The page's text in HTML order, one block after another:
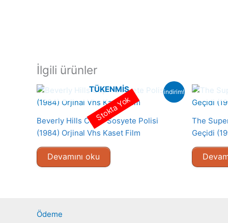
İlgili ürünler
indirim!
TÜKENMIŞ
Beverly Hills Cop – Sosyete Polisi
(1984) Orjinal Vhs Kaset Film
Devamını oku
Stokta Yok
The
Geçidi
Ödeme